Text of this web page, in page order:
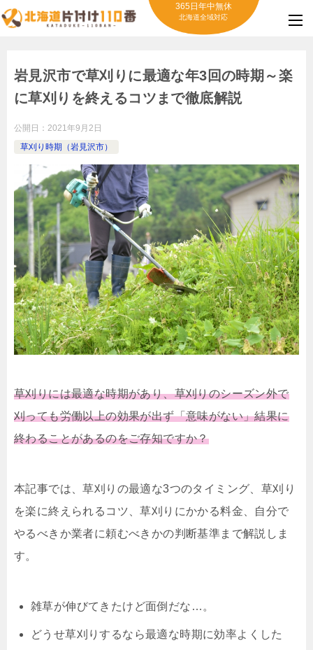
365日年中無休
北海道全域対応
岩見沢市で草刈りに最適な年3回の時期～楽
に草刈りを終えるコツまで徹底解説
公開日： 2021年9月2日
草刈り時期（岩見沢市）
草刈りには最適な時期があり、草刈りのシーズン外で
刈っても労働以上の効果が出ず「意味がない」結果に
終わることがあるのをご存知ですか？
本記事では、草刈りの最適な3つのタイミング、草刈り
を楽に終えられるコツ、草刈りにかかる料金、自分で
やるべきか業者に頼むべきかの判断基準まで解説しま
す。
雑草が伸びてきたけど面倒だな…。
どうせ草刈りするなら最適な時期に効率よくした